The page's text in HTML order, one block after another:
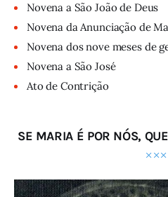
Novena a São João de Deus
Novena da Anunciação de
Novena dos nove meses de
Novena a São José
Ato de Contrição
SE MARIA É POR NÓS,